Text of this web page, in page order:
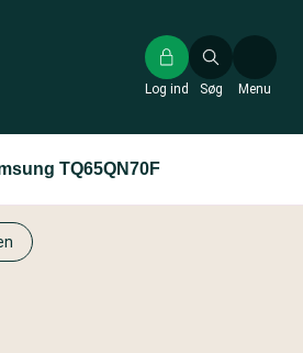
Søg
Log ind Menu
TQ65QN70F